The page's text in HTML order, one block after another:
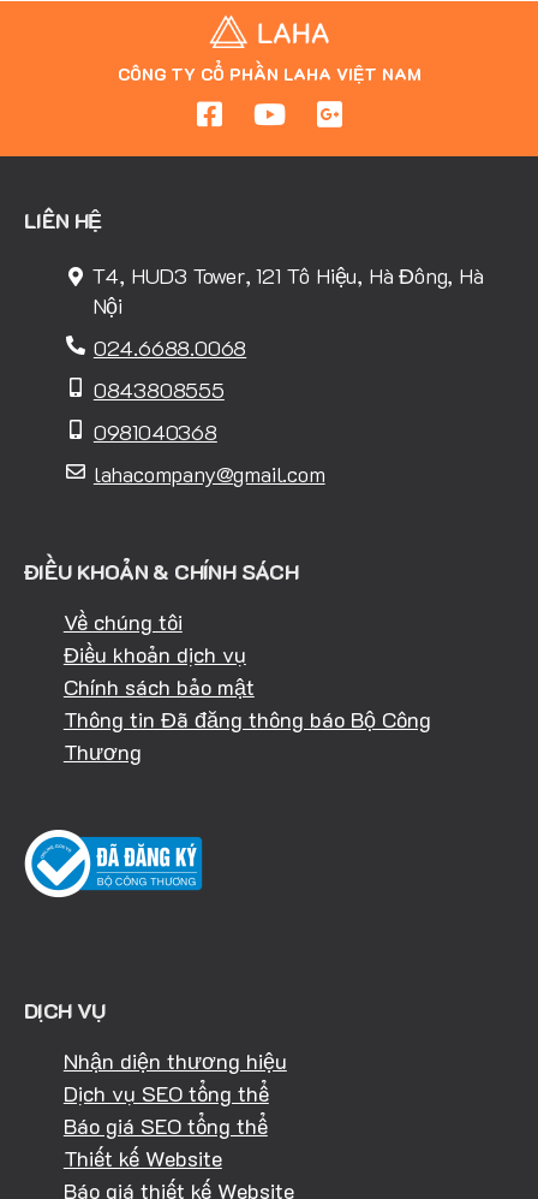
CÔNG TY CỔ PHẦN LAHA VIỆT NAM
LIÊN HỆ
T4, HUD3 Tower, 121 Tô Hiệu, Hà Đông, Hà
Nội
024.6688.0068
0843808555
0981040368
lahacompany@gmail.com
ĐIỀU KHOẢN & CHÍNH SÁCH
Về chúng tôi
Điều khoản dịch vụ
Chính sách bảo mật
Thông tin Đã đăng thông báo Bộ Công
Thương
DỊCH VỤ
Nhận diện thương hiệu
Dịch vụ SEO tổng thể
Báo giá SEO tổng thể
Thiết kế Website
Báo giá thiết kế Website